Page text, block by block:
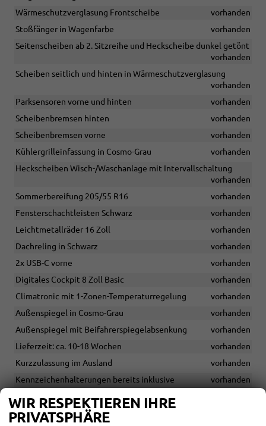
Wärmeschutzverglasung Frontscheibe
vorhanden
Stoßfänger in Wagenfarbe
vorhanden
Seitenscheiben ab 2. Sitzreihe und Heckscheibe dunkel getönt
vorhanden
Scheiben seitlich und hinten in Wärmeschutzverglasung
vorhanden
Parksensoren vorne und hinten
vorhanden
Scheibenbremsen hinten
vorhanden
Scheibenbremsen vorne
vorhanden
Kühlergrilleinfassung in Cosmo-Grau
vorhanden
Heckscheiben Wisch-/Waschanlage mit Intervallschaltung
vorhanden
Sommerbereifung 205/55 R16
vorhanden
Fensterschachtleisten Schwarz
vorhanden
Leichtmetallräder 16 Zoll
vorhanden
Dachreling in Schwarz
vorhanden
2x USB-C vorne
vorhanden
Digitales Cockpit 8 Zoll Basic
vorhanden
Climatronic mit 1-Zonen-Temperaturregelung
vorhanden
Außenspiegel in Cosmo-Grau
vorhanden
Außenspiegel mit Beifahrerspiegelabsenkung
vorhanden
Lieferzeit: ca. 10-18 Wochen
vorhanden
Kurzzulassung im Ausland
vorhanden
Kennzeichenhalterungen bereits inklusive
vorhanden
Fahrzeugaufbereitung bereits inklusive
Digitaler Radioempfang (DAB+)
WIR RESPEKTIEREN IHRE
PRIVATSPHÄRE